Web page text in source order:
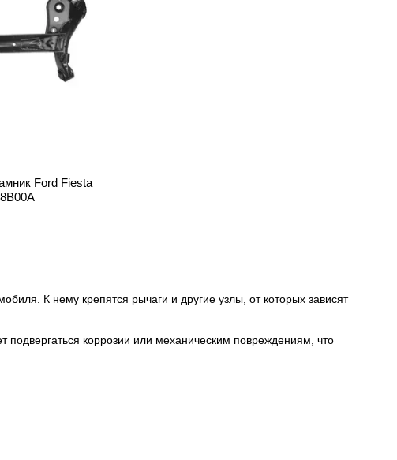
К нему крепятся рычаги и другие узлы, от которых зависят
подвергаться коррозии или механическим повреждениям, что
Ford Fiesta